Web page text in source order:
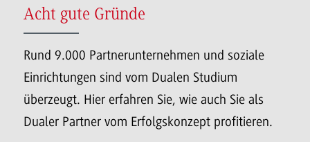
Acht gute Gründe
Rund 9.000 Partnerunternehmen und soziale
Einrichtungen sind vom Dualen Studium
überzeugt. Hier erfahren Sie, wie auch Sie als
Dualer Partner vom Erfolgskonzept profitieren.